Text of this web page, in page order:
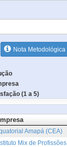
Nota Metodológica
(1 a 5)
Amapá (CEA)
Mix de Profissões